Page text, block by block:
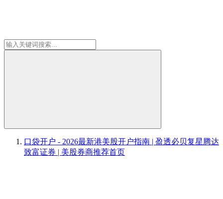
口袋开户 - 2026最新港美股开户指南 | 盈透必贝复星腾达
致富证券 | 美股券商推荐首页